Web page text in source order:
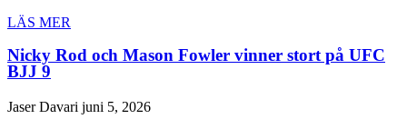
LÄS MER
Nicky Rod och Mason Fowler vinner stort på UFC
BJJ 9
Jaser Davari juni 5, 2026